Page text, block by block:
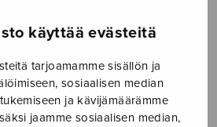
käyttää evästeitä
tarjoamamme sisällön ja
sosiaalisen median
ja kävijämäärämme
jaamme sosiaalisen median,
OPPAAT